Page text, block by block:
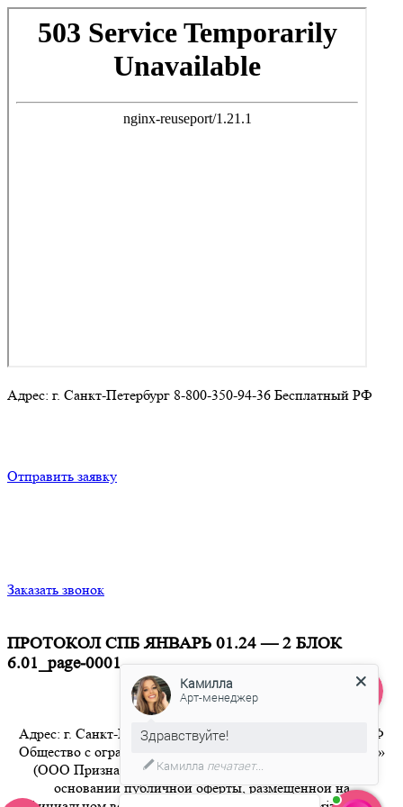
Адрес: г. Санкт-Петербург 8-800-350-94-36 Бесплатный РФ
Отправить заявку
Заказать звонок
ПРОТОКОЛ СПБ ЯНВАРЬ 01.24 — 2 БЛОК
6.01_page-0001
Адрес: г. Санкт-Петербург 8-800-350-94-36 Бесплатный РФ
Общество с ограниченной ответственностью «Признание»
(ООО Признание) осуществляет свою деятельность на
основании публичной оферты, размещенной на
Камилла
Арт-менеджер
Здравствуйте!
Камилла печатает...